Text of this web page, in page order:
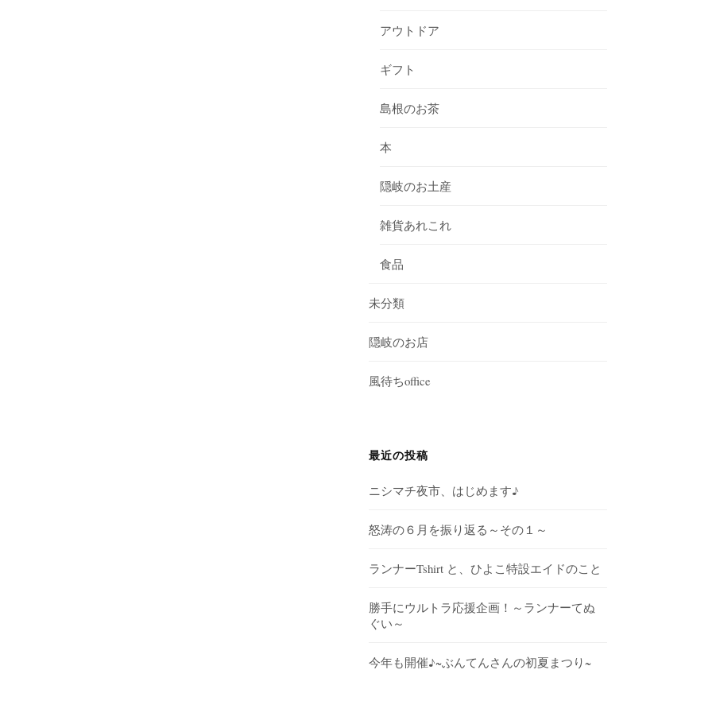
アウトドア
ギフト
島根のお茶
本
隠岐のお土産
雑貨あれこれ
食品
未分類
隠岐のお店
風待ちoffice
最近の投稿
ニシマチ夜市、はじめます♪
怒涛の６月を振り返る～その１～
ランナーTshirt と、ひよこ特設エイドのこと
勝手にウルトラ応援企画！～ランナーてぬ
ぐい～
今年も開催♪~ぶんてんさんの初夏まつり~